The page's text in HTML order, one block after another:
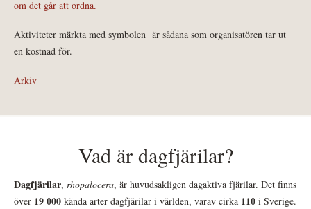
om det går att ordna.
Aktiviteter märkta med symbolen är sådana som organisatören tar ut
en kostnad för.
Arkiv
Vad är dagfjärilar?
Dagfjärilar, rhopalocera, är huvudsakligen dagaktiva fjärilar. Det finns
över 19 000 kända arter dagfjärilar i världen, varav cirka 110 i Sverige.